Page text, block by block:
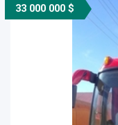
33 000 000 $